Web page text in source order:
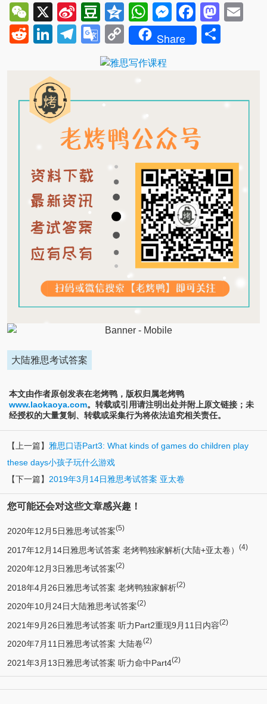
WeChat
X
Sina
Weibo
Douban
QzoneWhatsApp
Messenger
RedditLinkedIn
Telegram
Google
Translate
Copy
Link
Share
大陆雅思考试答案
本文由作者原创发表在老烤鸭，版权归属老烤鸭
www.laokaoya.com。转载或引用请注明出处并附上原文链接；未
经授权的大量复制、转载或采集行为将依法追究相关责任。
【上一篇】 雅思口语Part3: What kinds of games do children play
these days小孩子玩什么游戏
【下一篇】 2019年3月14日雅思考试答案 亚太卷
您可能还会对这些文章感兴趣！
2020年12月5日雅思考试答案(5)
2017年12月14日雅思考试答案 老烤鸭独家解析(大陆+亚太卷） (4)
2020年12月3日雅思考试答案(2)
2018年4月26日雅思考试答案 老烤鸭独家解析(2)
2020年10月24日大陆雅思考试答案(2)
2021年9月26日雅思考试答案 听力Part2重现9月11日内容(2)
2020年7月11日雅思考试答案 大陆卷(2)
2021年3月13日雅思考试答案 听力命中Part4(2)